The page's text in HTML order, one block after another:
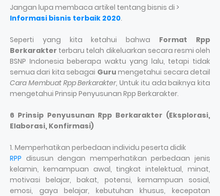
Jangan lupa membaca artikel tentang bisnis di >
Informasi bisnis terbaik 2020.
Seperti yang kita ketahui bahwa Format Rpp
Berkarakter terbaru telah dikeluarkan secara resmi oleh
BSNP Indonesia beberapa waktu yang lalu, tetapi tidak
semua dari kita sebagai Guru mengetahui secara detail
Cara Membuat Rpp Berkarakter, Untuk itu ada baiknya kita
mengetahui Prinsip Penyusunan Rpp Berkarakter.
6 Prinsip Penyusunan Rpp Berkarakter (Eksplorasi,
Elaborasi, Konfirmasi)
1. Memperhatikan perbedaan individu peserta didik
RPP disusun dengan memperhatikan perbedaan jenis
kelamin, kemampuan awal, tingkat intelektual, minat,
motivasi belajar, bakat, potensi, kemampuan sosial,
emosi, gaya belajar, kebutuhan khusus, kecepatan